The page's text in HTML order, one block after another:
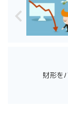
財形を